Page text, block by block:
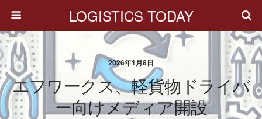
LOGISTICS TODAY
2026年1月8日
エフワークス、軽貨物ドライバ
ー向けメディア開設